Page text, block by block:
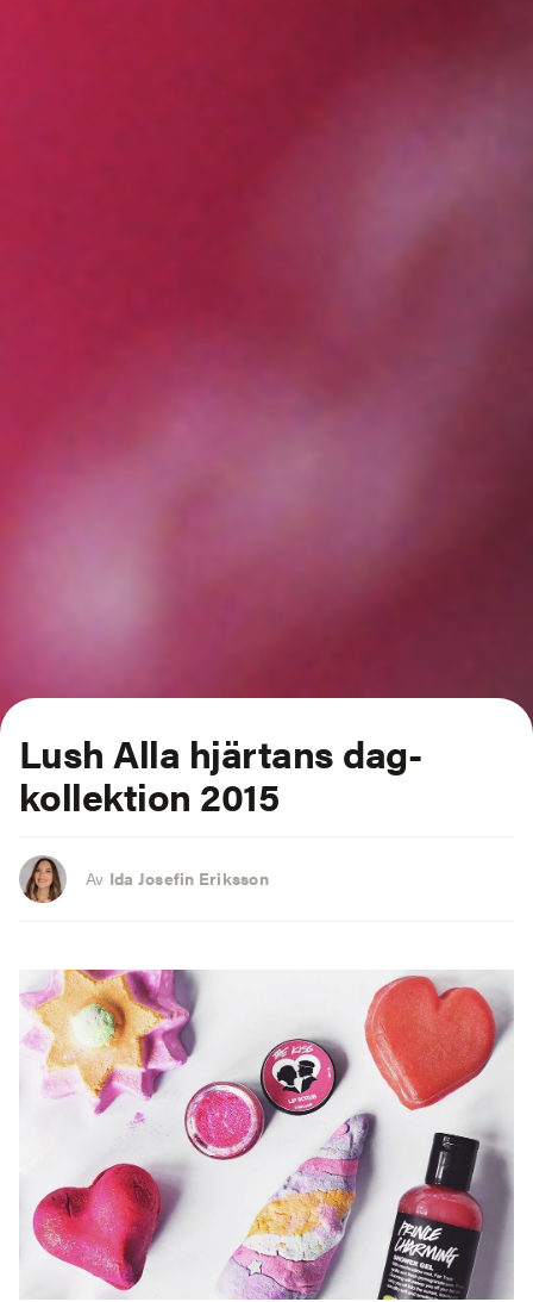
Lush Alla hjärtans dag-
kollektion 2015
Av Ida Josefin Eriksson